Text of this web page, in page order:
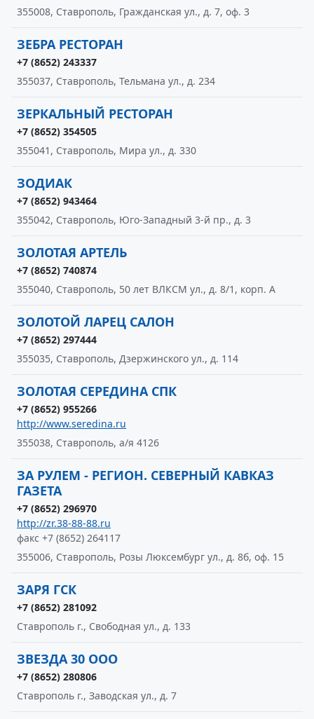
355008, Ставрополь, Гражданская ул., д. 7, оф. 3
ЗЕБРА РЕСТОРАН
+7 (8652) 243337
355037, Ставрополь, Тельмана ул., д. 234
ЗЕРКАЛЬНЫЙ РЕСТОРАН
+7 (8652) 354505
355041, Ставрополь, Мира ул., д. 330
ЗОДИАК
+7 (8652) 943464
355042, Ставрополь, Юго-Западный 3-й пр., д. 3
ЗОЛОТАЯ АРТЕЛЬ
+7 (8652) 740874
355040, Ставрополь, 50 лет ВЛКСМ ул., д. 8/1, корп. А
ЗОЛОТОЙ ЛАРЕЦ САЛОН
+7 (8652) 297444
355035, Ставрополь, Дзержинского ул., д. 114
ЗОЛОТАЯ СЕРЕДИНА СПК
+7 (8652) 955266
http://www.seredina.ru
355038, Ставрополь, а/я 4126
ЗА РУЛЕМ - РЕГИОН. СЕВЕРНЫЙ КАВКАЗ
ГАЗЕТА
+7 (8652) 296970
http://zr.38-88-88.ru
факс +7 (8652) 264117
355006, Ставрополь, Розы Люксембург ул., д. 8б, оф. 15
ЗАРЯ ГСК
+7 (8652) 281092
Ставрополь г., Свободная ул., д. 133
ЗВЕЗДА 30 ООО
+7 (8652) 280806
Ставрополь г., Заводская ул., д. 7